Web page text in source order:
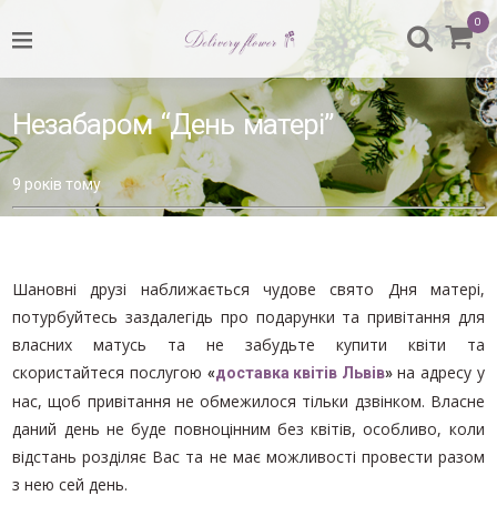
УСІ БУКЕТИ
ДО ДНЯ МАТЕРІ
8 БЕРЕЗНЯ
КВІТИ У КОРОБКАХ
БУКЕТ ДЛЯ ВЧИТЕЛЯ
БУКЕТ ВІД ФЛОРИСТА
БУКЕТИ ДІЛОВОГО СТИЛЮ
0
Незабаром “День матері”
9 років тому
категорії
/
Незабаром
“День
Шановні друзі наближається чудове свято Дня матері,
потурбуйтесь заздалегідь про подарунки та привітання для
власних матусь та не забудьте купити квіти та
скористайтеся послугою «доставка квітів Львів»на адресу у
нас, щоб привітання не обмежилося тільки дзвінком. Власне
даний день не буде повноцінним без квітів, особливо, коли
відстань розділяє Вас та не має можливості провести разом
з нею сей день.